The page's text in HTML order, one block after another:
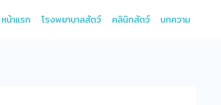
หน้าแรก โรงพยาบาลสัตว์ คลินิกสัตว์ บทความ